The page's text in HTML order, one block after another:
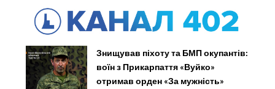
Знищував піхоту та БМП окупантів:
воїн з Прикарпаття «Вуйко»
отримав орден «За мужність»